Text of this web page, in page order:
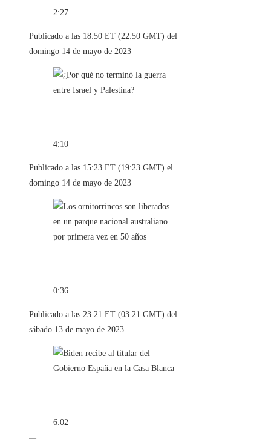
2:27
Publicado a las 18:50 ET (22:50 GMT) del
domingo 14 de mayo de 2023
4:10
Publicado a las 15:23 ET (19:23 GMT) el
domingo 14 de mayo de 2023
0:36
Publicado a las 23:21 ET (03:21 GMT) del
sábado 13 de mayo de 2023
6:02